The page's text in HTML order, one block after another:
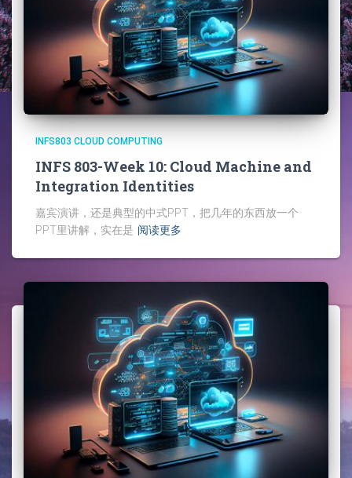
INFS803 CLOUD COMPUTING
INFS 803-Week 10: Cloud Machine and
Integration Identities
嘉宾演讲，还是典型的中式PPT，把几年的东西放一个
PPT里讲解，实在是 阅读更多